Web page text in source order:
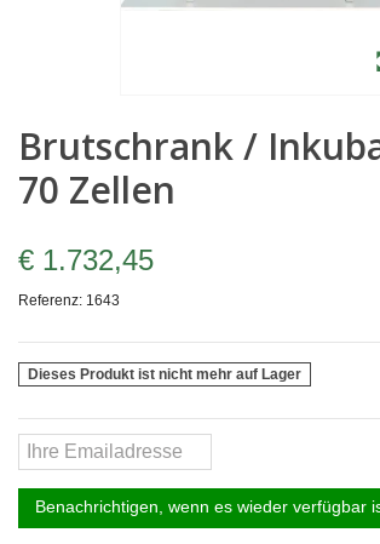
Brutschrank /
70 Zellen
€ 1.732,45
Referenz: 1643
Dieses Produkt ist nicht mehr auf Lager
Benachrichtigen, wenn es wieder verfügbar